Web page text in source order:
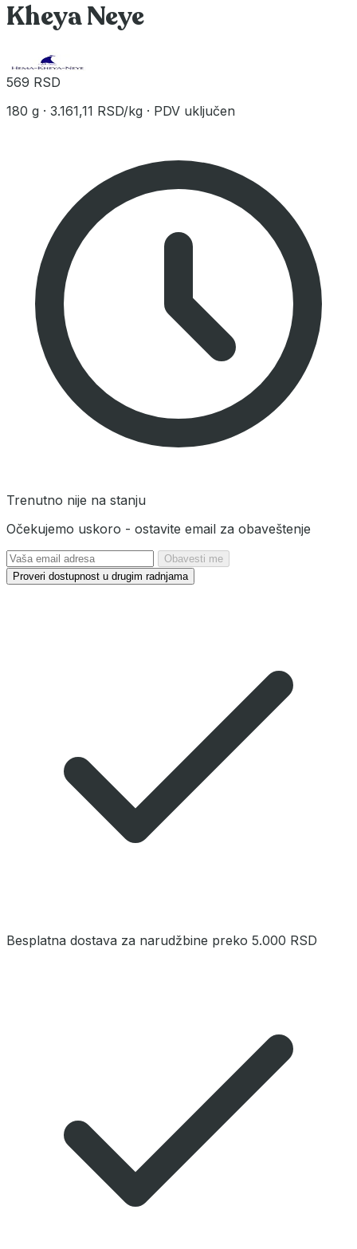
Kheya Neye
569 RSD
180 g · 3.161,11 RSD/kg · PDV uključen
Trenutno nije na stanju
Očekujemo uskoro - ostavite email za obaveštenje
Obavesti me
Proveri dostupnost u drugim radnjama
Besplatna dostava za narudžbine preko 5.000 RSD